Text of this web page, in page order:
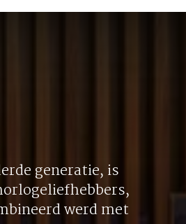
generatie, is
werd met